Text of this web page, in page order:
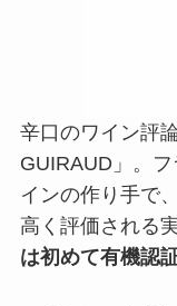
辛口のワイン評
GUIRAUD」。
インの作り手で
高く評価される
は初めて有機認